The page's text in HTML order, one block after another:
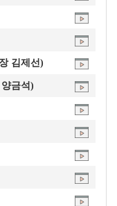
김제선)
금석)